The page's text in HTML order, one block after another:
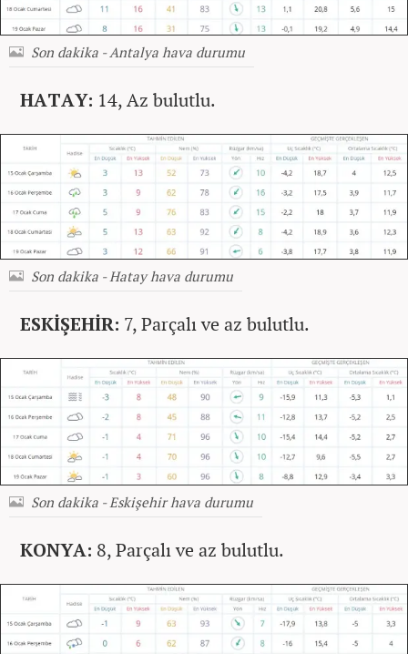
Son dakika - Antalya hava durumu
HATAY: 14, Az bulutlu.
Son dakika - Hatay hava durumu
ESKİŞEHİR: 7, Parçalı ve az bulutlu.
Son dakika - Eskişehir hava durumu
KONYA: 8, Parçalı ve az bulutlu.